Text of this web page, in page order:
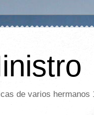
de varios hermanos